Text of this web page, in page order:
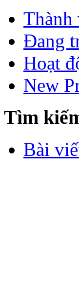
Thành
Đang
Hoạt
New
Tìm
Bài